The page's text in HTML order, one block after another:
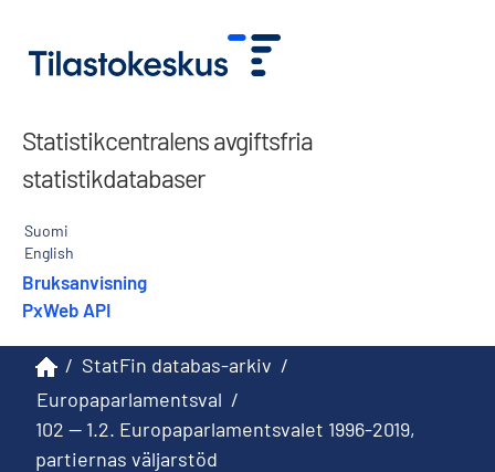
Statistikcentralens avgiftsfria
statistikdatabaser
Suomi
English
Bruksanvisning
PxWeb API
/ StatFin databas-arkiv /
Europaparlamentsval /
102 -- 1.2. Europaparlamentsvalet 1996-2019,
partiernas väljarstöd